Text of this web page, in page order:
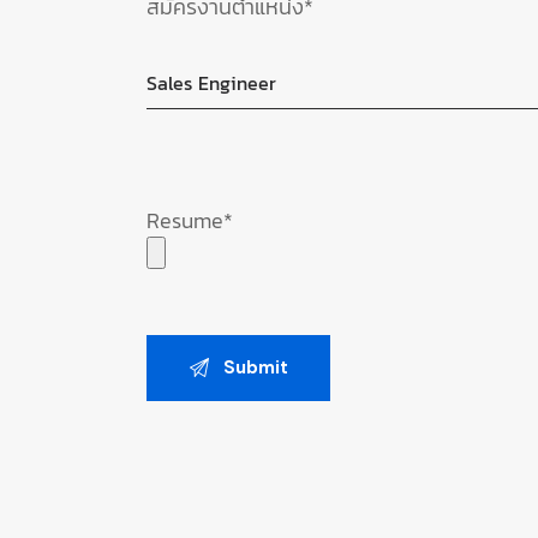
Resume*